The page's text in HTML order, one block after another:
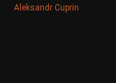
Aleksandr Cuprin